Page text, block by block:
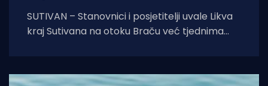
SUTIVAN – Stanovnici i posjetitelji uvale Likva
kraj Sutivana na otoku Braču već tjednima